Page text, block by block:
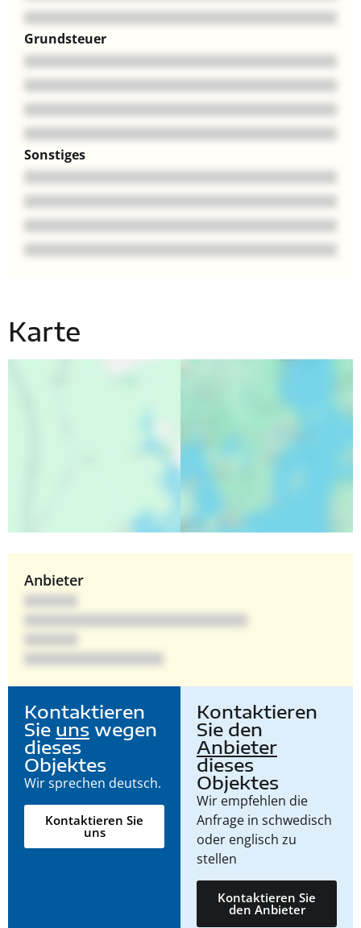
Grundsteuer
Sonstiges
Karte
Anbieter
Kontaktieren
Sie uns wegen
dieses
Objektes
Wir sprechen deutsch.
Kontaktieren Sie
uns
Kontaktieren
Sie den
Anbieter
dieses
Objektes
Wir empfehlen die
Anfrage in schwedisch
oder englisch zu
stellen
Kontaktieren Sie
den Anbieter